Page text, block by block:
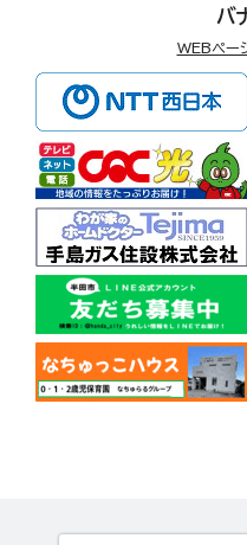
バ
WEBペー